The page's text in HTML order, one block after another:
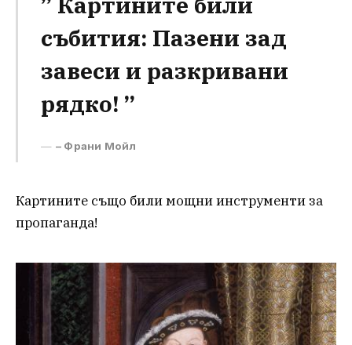
събития: Пазени зад
завеси и разкривани
рядко! ”
– Франи Мойл
Картините също били мощни инструменти за
пропаганда!